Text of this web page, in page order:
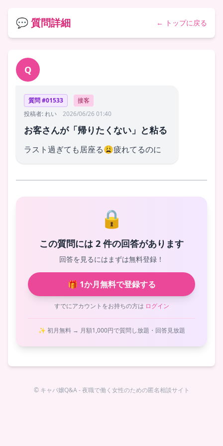
💬 質問詳細 ← トップに戻る
Q
質問 #01533
接客
投稿者: れい
2026/06/26 01:40
お客さんが「帰りたくない」と粘る
ラスト過ぎても居座る😩疲れてるのに
🔒
この質問には 2 件の回答があります
回答を見るにはまずは無料登録！
🎁 1か月無料で登録する
すでにアカウントをお持ちの方は ログイン
✨ 初月無料 → 月額1,000円で質問し放題・回答見放題
© キャバ嬢Q&A - 夜職で働く女性のための匿名相談サイト